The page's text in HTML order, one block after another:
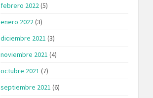
febrero 2022 (5)
enero 2022 (3)
diciembre 2021 (3)
noviembre 2021 (4)
octubre 2021 (7)
septiembre 2021 (6)